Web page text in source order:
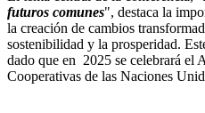
futuros comunes", destaca la
la creación de cambios
sostenibilidad y la prosperidad.
dado que en 2025 se celebrará el
Cooperativas de las Naciones